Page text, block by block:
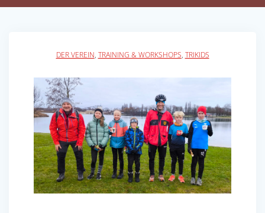
DER VEREIN, TRAINING & WORKSHOPS, TRIKIDS